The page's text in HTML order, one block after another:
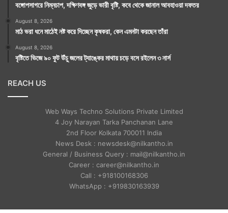
বঙ্গোপসাগরে নিম্নচাপ, দক্ষিণবঙ্গ জুড়ে ভারী বৃষ্টি, কবে থেকে জানাল আবহাওয়া দফতর
August 8, 2026
মাঠ ভরা ধনে মাঠেই নষ্ট করে দিচ্ছেন কৃষকরা, কেন এমনটা করছেন তাঁরা
August 8, 2026
বৃষ্টিতে ভিজে ৯০ ফুট উঁচু জলের ট্যাঙ্কের মাথায় চড়ে বসে রইলেন ৩ নার্স
REACH US
Web Ways Techno Solutions Private Limited
4 Joy Narayan Tarka Panchanan Lane
2nd Floor Kolkata 700011 India
News Desk : newsdesk@nilkantho.in
General / Business Query : mail@nilkantho.in
Career : career@nilkantho.in
Call : +918100168306
WhatsApp : +919830163939